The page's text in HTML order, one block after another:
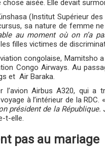
aisée. Elle devait
(Institut Supérieur
sa nature de femme
au moment où on n’a
filles victimes de
congolaise, Mamitsho
Congo Airways. Au
et Air Baraka.
Airbus A320, qui a
à l’intérieur de la RDC. «
président de la
t-elle.
pas au mariage